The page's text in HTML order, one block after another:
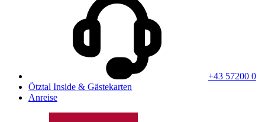
+43 57200 0
Ötztal Inside & Gästekarten
Anreise